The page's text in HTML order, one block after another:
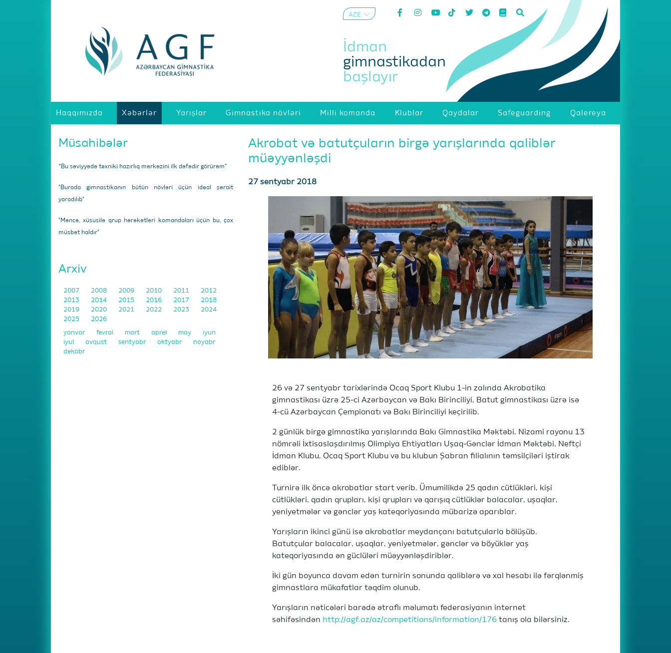
AZE
İdman
gimnastikadan
başlayır
Haqqımızda Xəbərlər Yarışlar Gimnastika növləri Milli komanda Klublar Qaydalar Safeguarding Qalereya
Müsahibələr
“Bu səviyyədə texniki hazırlıq mərkəzini ilk dəfədir görürəm”
"Burada gimnastikanın bütün növləri üçün ideal şərait
yaradılıb"
"Məncə, xüsusilə qrup hərəkətləri komandaları üçün bu, çox
müsbət haldır"
Arxiv
2007 2008 2009 2010 2011
2012
2013
2014 2015 2016 2017
2018
2019
2020 2021 2022 2023
2024
2025
2026
yanvar fevral mart aprel may
iyun
iyul
avqust sentyabr oktyabr
noyabr
dekabr
Akrobat və batutçuların birgə yarışlarında qaliblər
müəyyənləşdi
27 sentyabr 2018
26 və 27 sentyabr tarixlərində Ocaq Sport Klubu 1-in zalında Akrobatika
gimnastikası üzrə 25-ci Azərbaycan və Bakı Birinciliyi, Batut gimnastikası üzrə isə
4-cü Azərbaycan Çempionatı və Bakı Birinciliyi keçirilib.
2 günlük birgə gimnastika yarışlarında Bakı Gimnastika Məktəbi, Nizami rayonu 13
nömrəli İxtisaslaşdırılmış Olimpiya Ehtiyatları Uşaq-Gənclər İdman Məktəbi, Neftçi
İdman Klubu, Ocaq Sport Klubu və bu klubun Şabran filialının təmsilçiləri iştirak
ediblər.
Turnirə ilk öncə akrobatlar start verib. Ümumilikdə 25 qadın cütlükləri, kişi
cütlükləri, qadın qrupları, kişi qrupları və qarışıq cütlüklər balacalar, uşaqlar,
yeniyetmələr və gənclər yaş kateqoriyasında mübarizə aparıblar.
Yarışların ikinci günü isə akrobatlar meydançanı batutçularla bölüşüb.
Batutçular balacalar, uşaqlar, yeniyetmələr, gənclər və böyüklər yaş
kateqoriyasında ən güclüləri müəyyənləşdiriblər.
İki gün boyunca davam edən turnirin sonunda qaliblərə və xal hesabı ilə fərqlənmiş
gimnastlara mükafatlar təqdim olunub.
Yarışların nəticələri barədə ətraflı məlumatı federasiyanın internet
səhifəsindən http://agf.az/az/competitions/information/176 tanış ola bilərsiniz.